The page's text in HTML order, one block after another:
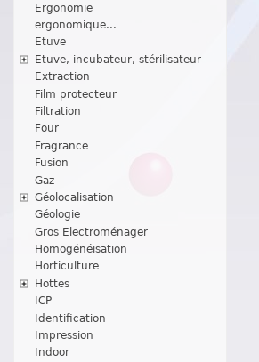
Ergonomie
ergonomique...
Etuve
Etuve, incubateur, stérilisateur
Extraction
Film protecteur
Filtration
Four
Fragrance
Fusion
Gaz
Géolocalisation
Géologie
Gros Electroménager
Homogénéisation
Horticulture
Hottes
ICP
Identification
Impression
Indoor